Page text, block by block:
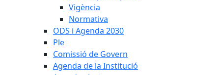
Vigència
Normativa
ODS i Agenda 2030
Ple
Comissió de Govern
Agenda de la Institució